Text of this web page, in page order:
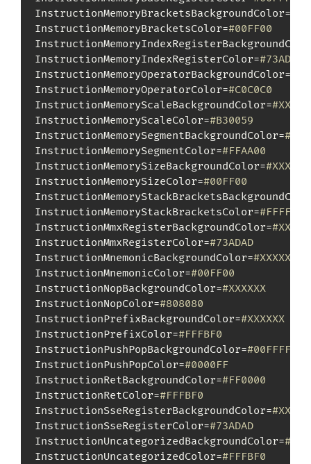
InstructionMemoryBracketsBackgroundColor=
InstructionMemoryBracketsColor=#00FF00
InstructionMemoryIndexRegisterColor=#73ADAD
InstructionMemoryOperatorBackgroundColor=
InstructionMemoryOperatorColor=#C0C0C0
InstructionMemoryScaleBackgroundColor=
InstructionMemoryScaleColor=#B30059
InstructionMemorySegmentBackgroundColor=
InstructionMemorySegmentColor=#FFAA00
InstructionMemorySizeBackgroundColor=#XXXXXX
InstructionMemorySizeColor=#00FF00
InstructionMemoryStackBracketsColor=#FFFF00
InstructionMmxRegisterBackgroundColor=
InstructionMmxRegisterColor=#73ADAD
InstructionMnemonicBackgroundColor=#XXXXXX
InstructionMnemonicColor=#00FF00
InstructionNopBackgroundColor=#XXXXXX
InstructionNopColor=#808080
InstructionPrefixBackgroundColor=#XXXXXX
InstructionPrefixColor=#FFFBF0
InstructionPushPopBackgroundColor=#00FFFF
InstructionPushPopColor=#0000FF
InstructionRetBackgroundColor=#FF0000
InstructionRetColor=#FFFBF0
InstructionSseRegisterBackgroundColor=
InstructionSseRegisterColor=#73ADAD
InstructionUncategorizedBackgroundColor=
InstructionUncategorizedColor=#FFFBF0